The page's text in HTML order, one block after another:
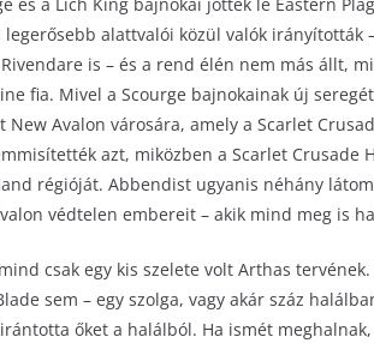
legerősebb alattvalói közül valók irányították
is – és a rend élén nem más állt,
fia. Mivel a Scourge bajnokainak új
New Avalon városára, amely a Scarlet
azt, miközben a Scarlet
régióját. Abbendist ugyanis néhány
védtelen embereit – akik mind meg is
csak egy kis szelete volt Arthas
sem – egy szolga, vagy akár száz
őket a halálból. Ha ismét